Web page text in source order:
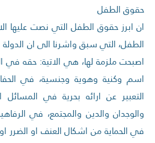
حقوق الطفل
ان ابرز حقوق الطفل التي نصت عليها
الطفل، التي سبق واشرنا الى ان الدولة
اصبحت ملزمة لها، هي الاتية: حقه في
اسم وكنية وهوية وجنسية، في
التعبير عن ارائه بحرية في
والوجدان والدين والمجتمع، في
في الحماية من اشكال العنف او الضرر او